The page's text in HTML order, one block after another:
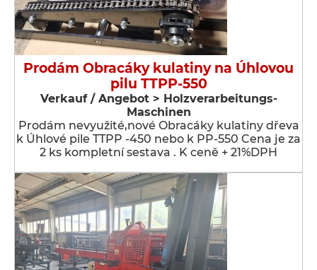
Prodám Obracáky kulatiny na Úhlovou
pilu TTPP-550
Verkauf / Angebot > Holzverarbeitungs-
Maschinen
Prodám nevyužité,nové Obracáky kulatiny dřeva
k Úhlové pile TTPP -450 nebo k PP-550 Cena je za
2 ks kompletní sestava . K ceně + 21%DPH